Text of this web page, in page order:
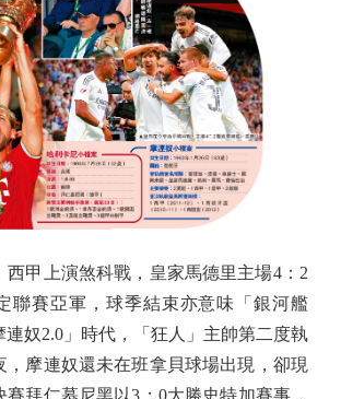
甲上演煞科戰，皇家馬德里主場4：2
聯賽亞軍，球季結束亦意味「銀河艦
連奴2.0」時代，「狂人」主帥第二度執
，摩連奴還未在班拿貝球場出現，卻現